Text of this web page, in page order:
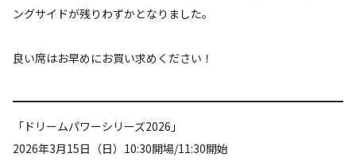
ングサイドが残りわずかとなりました。
良い席はお早めにお買い求めください！
「ドリームパワーシリーズ2026」
2026年3月15日（日）10:30開場/11:30開始